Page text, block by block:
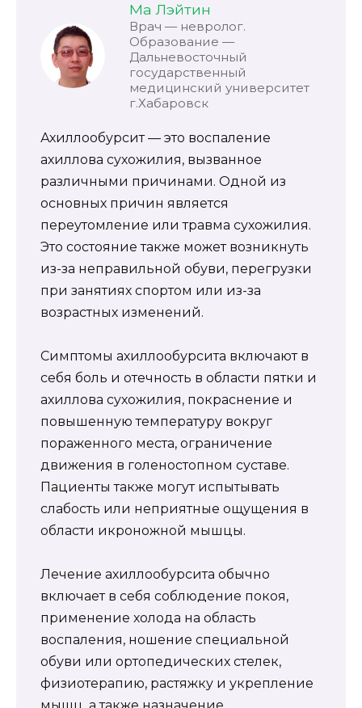
Ма Лэйтин
Врач — невролог.
Образование —
Дальневосточный
государственный
медицинский университет
г.Хабаровск
Ахиллообурсит — это воспаление
ахиллова сухожилия, вызванное
различными причинами. Одной из
основных причин является
переутомление или травма сухожилия.
Это состояние также может возникнуть
из-за неправильной обуви, перегрузки
при занятиях спортом или из-за
возрастных изменений.
Симптомы ахиллообурсита включают в
себя боль и отечность в области пятки и
ахиллова сухожилия, покраснение и
повышенную температуру вокруг
пораженного места, ограничение
движения в голеностопном суставе.
Пациенты также могут испытывать
слабость или неприятные ощущения в
области икроножной мышцы.
Лечение ахиллообурсита обычно
включает в себя соблюдение покоя,
применение холода на область
воспаления, ношение специальной
обуви или ортопедических стелек,
физиотерапию, растяжку и укрепление